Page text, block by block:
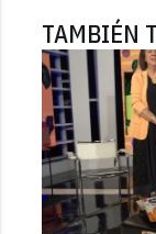
TAMBIÉN